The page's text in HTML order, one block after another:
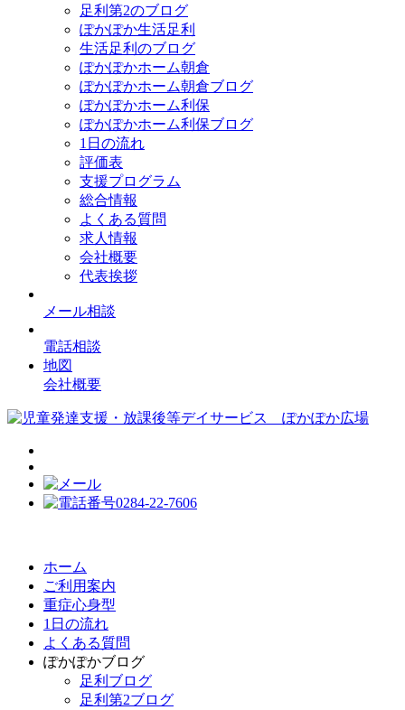
足利第2のブログ
ぽかぽか生活足利
生活足利のブログ
ぽかぽかホーム朝倉
ぽかぽかホーム朝倉ブログ
ぽかぽかホーム利保
ぽかぽかホーム利保ブログ
1日の流れ
評価表
支援プログラム
総合情報
よくある質問
求人情報
会社概要
代表挨拶
メール相談
電話相談
地図
会社概要
ホーム
ご利用案内
重症心身型
1日の流れ
よくある質問
ぽかぽかブログ
足利ブログ
足利第2ブログ